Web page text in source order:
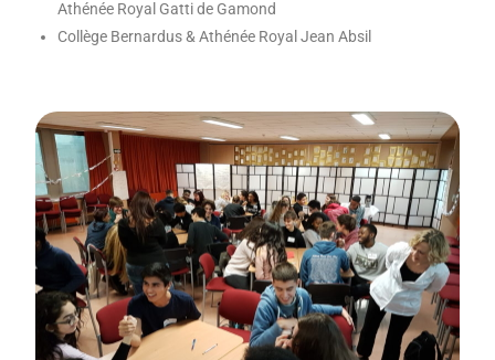
Athénée Royal Gatti de Gamond
Collège Bernardus & Athénée Royal Jean Absil